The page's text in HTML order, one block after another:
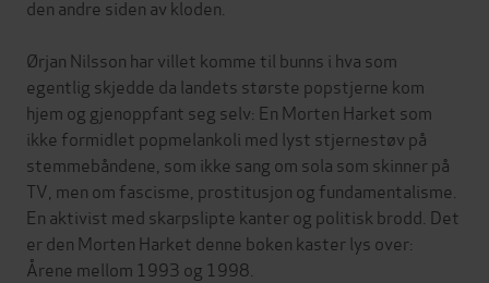
den andre siden av kloden.
Ørjan Nilsson har villet komme til bunns i hva som
egentlig skjedde da landets største popstjerne kom
hjem og gjenoppfant seg selv: En Morten Harket som
ikke formidlet popmelankoli med lyst stjernestøv på
stemmebåndene, som ikke sang om sola som skinner på
TV, men om fascisme, prostitusjon og fundamentalisme.
En aktivist med skarpslipte kanter og politisk brodd. Det
er den Morten Harket denne boken kaster lys over:
Årene mellom 1993 og 1998.